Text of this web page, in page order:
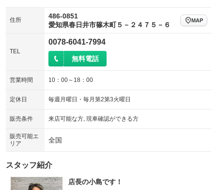
住所
486-0851
愛知県春日井市篠木町５－２４７５－６
MAP
TEL
0078-6041-7994
無料電話
営業時間 10：00～18：00
定休日 毎週月曜日・毎月第2第3火曜日
販売条件 来店可能な方, 現車確認ができる方
販売可能エ
リア
全国
スタッフ紹介
店長の小島です！